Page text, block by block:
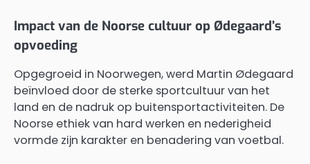
Impact van de Noorse cultuur op Ødegaard’s
opvoeding
Opgegroeid in Noorwegen, werd Martin Ødegaard
beïnvloed door de sterke sportcultuur van het
land en de nadruk op buitensportactiviteiten. De
Noorse ethiek van hard werken en nederigheid
vormde zijn karakter en benadering van voetbal.